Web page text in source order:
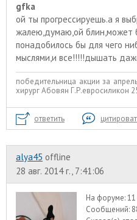
gfka
ой ты прогрессируешь.а я
жалею,думаю,ой блин,может
понадобилось бы для чего
мыслями,и все!!!!!дышать
победительница акции за
хирург Абовян Г.Р.евросиликон
ответить
alyа45 offline
28 авг. 2014 г., 7:41:06
На форуме:
Сообщений: